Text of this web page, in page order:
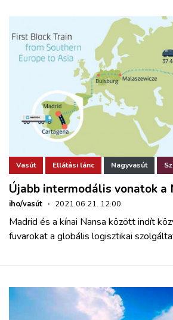
Vasút Ellátási lánc Nagyvasút
Újabb intermodális vonatok a
iho/vasút · 2021.06.21. 12:00
Madrid és a kínai Nansa között indít
fuvarokat a globális logisztikai